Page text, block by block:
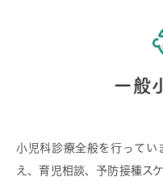
一般
小児科診療全般を行ってい
え、育児相談、予防接種ス